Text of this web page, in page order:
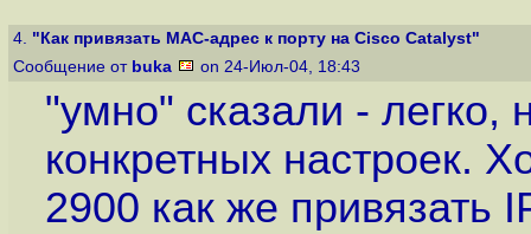
4. "Как привязать MAC-адрес к порту на Cisco Catalyst"
Сообщение от buka on 24-Июл-04, 18:43
"умно" сказали - легко,
конкретных настроек.
2900 как же привязать